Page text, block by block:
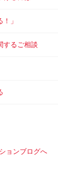
」
するご相談